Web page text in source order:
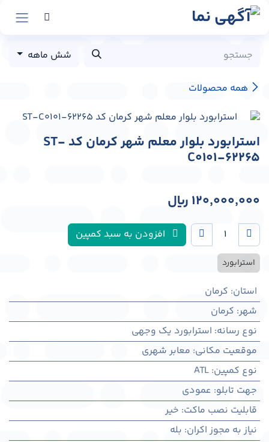
پرش به محتوا
همه محصولات
شش ماهه
استرابورد بلوار معلم شهر کرمان کد ST-
C0101-62265
120,000,000 ﷼
افزودن به سبد کمپین
استرابورد
استان: کرمان
شهر: كرمان
نوع رسانه: استرابورد یک وجهی
موقعیت مکانی: معابر شهری
نوع کمپین:
ATL
جهت تابلو: عمودی
قابلیت نصب ماکت: خیر
نیاز به مجوز اکران: بله